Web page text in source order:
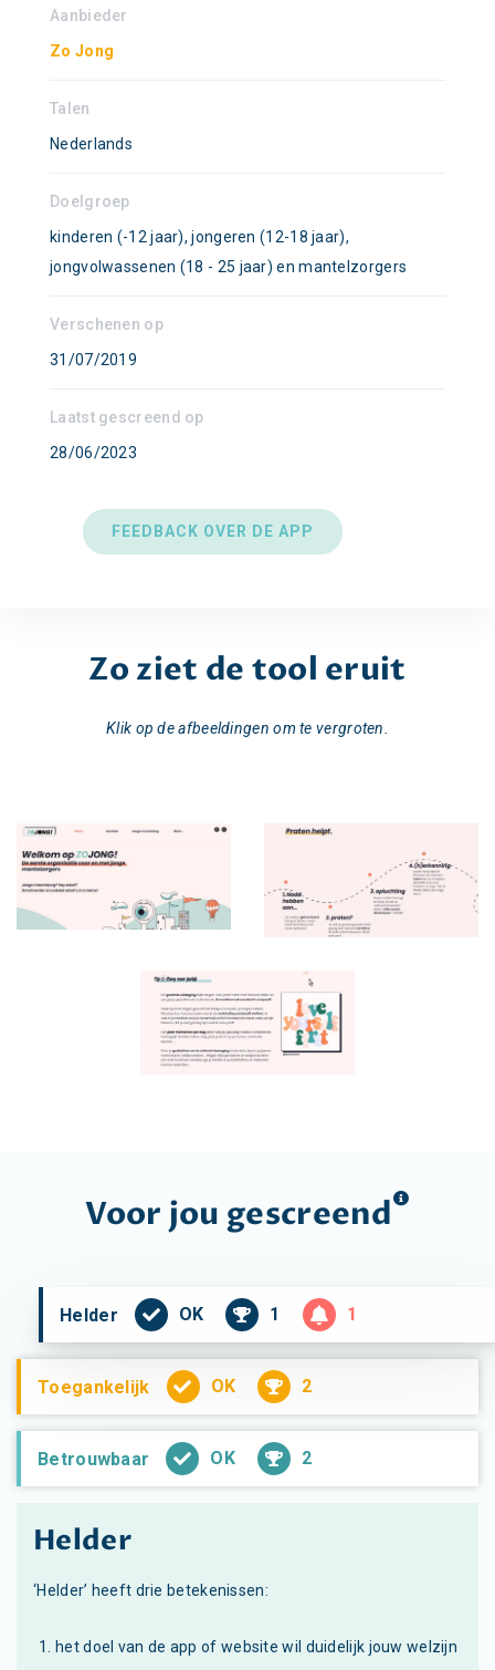
Aanbieder
Zo Jong
Talen
Nederlands
Doelgroep
kinderen (-12 jaar), jongeren (12-18 jaar),
jongvolwassenen (18 - 25 jaar) en mantelzorgers
Verschenen op
31/07/2019
Laatst gescreend op
28/06/2023
FEEDBACK OVER DE APP
Zo ziet de tool eruit
Klik op de afbeeldingen om te vergroten.
Voor jou gescreend
Helder OK 1 1
Toegankelijk OK 2
Betrouwbaar OK 2
Helder
‘Helder’ heeft drie betekenissen:
het doel van de app of website wil duidelijk jouw welzijn